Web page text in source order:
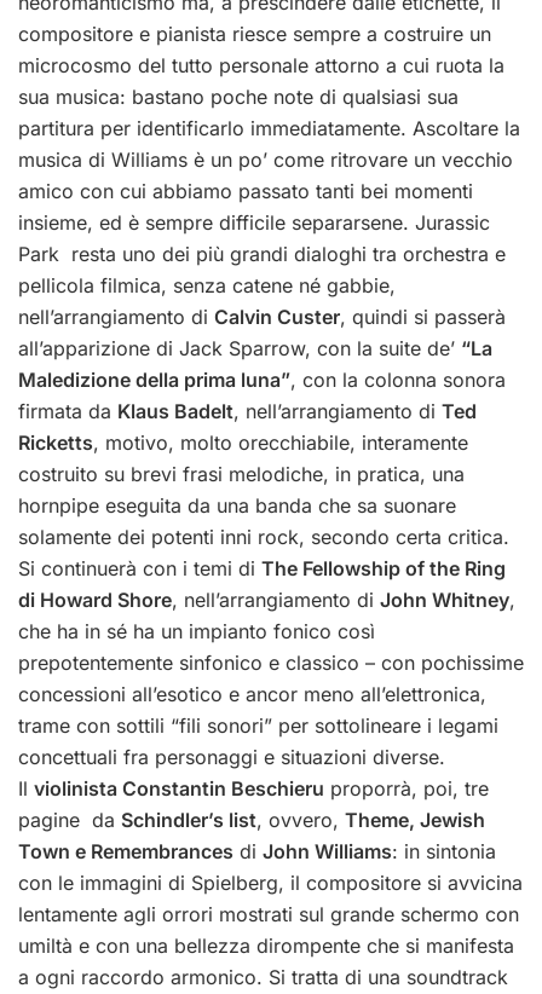
compositore e pianista riesce sempre a costruire un
microcosmo del tutto personale attorno a cui ruota la
sua musica: bastano poche note di qualsiasi sua
partitura per identificarlo immediatamente. Ascoltare la
musica di Williams è un po’ come ritrovare un vecchio
amico con cui abbiamo passato tanti bei momenti
insieme, ed è sempre difficile separarsene. Jurassic
Park resta uno dei più grandi dialoghi tra orchestra e
pellicola filmica, senza catene né gabbie,
nell’arrangiamento di Calvin Custer, quindi si passerà
all’apparizione di Jack Sparrow, con la suite de’ “La
Maledizione della prima luna”, con la colonna sonora
firmata da Klaus Badelt, nell’arrangiamento di Ted
Ricketts, motivo, molto orecchiabile, interamente
costruito su brevi frasi melodiche, in pratica, una
hornpipe eseguita da una banda che sa suonare
solamente dei potenti inni rock, secondo certa critica.
Si continuerà con i temi di The Fellowship of the Ring
di Howard Shore, nell’arrangiamento di John Whitney,
che ha in sé ha un impianto fonico così
prepotentemente sinfonico e classico – con pochissime
concessioni all’esotico e ancor meno all’elettronica,
trame con sottili “fili sonori” per sottolineare i legami
concettuali fra personaggi e situazioni diverse.
Il violinista Constantin Beschieru proporrà, poi, tre
pagine da Schindler’s list, ovvero, Theme, Jewish
Town e Remembrances di John Williams: in sintonia
con le immagini di Spielberg, il compositore si avvicina
lentamente agli orrori mostrati sul grande schermo con
umiltà e con una bellezza dirompente che si manifesta
a ogni raccordo armonico. Si tratta di una soundtrack